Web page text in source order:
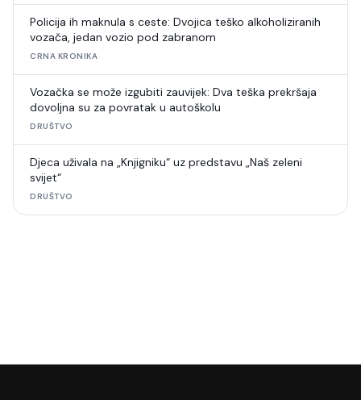
Policija ih maknula s ceste: Dvojica teško alkoholiziranih
vozača, jedan vozio pod zabranom
CRNA KRONIKA
Vozačka se može izgubiti zauvijek: Dva teška prekršaja
dovoljna su za povratak u autoškolu
DRUŠTVO
Djeca uživala na „Knjigniku“ uz predstavu „Naš zeleni
svijet“
DRUŠTVO